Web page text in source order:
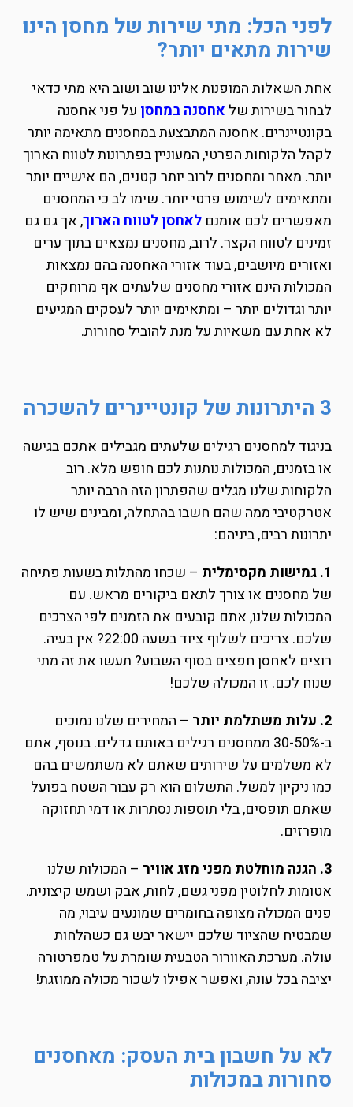
לפני הכל: מתי שירות של מחסן הינו
שירות מתאים יותר?
אחת השאלות המופנות אלינו שוב ושוב היא מתי כדאי
לבחור בשירות של אחסנה במחסן על פני אחסנה
בקונטיינרים. אחסנה המתבצעת במחסנים מתאימה יותר
לקהל הלקוחות הפרטי, המעוניין בפתרונות לטווח הארוך
יותר. מאחר ומחסנים לרוב יותר קטנים, הם אישיים יותר
ומתאימים לשימוש פרטי יותר. שימו לב כי המחסנים
מאפשרים לכם אומנם לאחסן לטווח הארוך, אך גם גם
זמינים לטווח הקצר. לרוב, מחסנים נמצאים בתוך ערים
ואזורים מיושבים, בעוד אזורי האחסנה בהם נמצאות
המכולות הינם אזורי מחסנים שלעתים אף מרוחקים
יותר וגדולים יותר – ומתאימים יותר לעסקים המגיעים
לא אחת עם משאיות על מנת להוביל סחורות.
3 היתרונות של קונטיינרים להשכרה
בניגוד למחסנים רגילים שלעתים מגבילים אתכם בגישה
או בזמנים, המכולות נותנות לכם חופש מלא. רוב
הלקוחות שלנו מגלים שהפתרון הזה הרבה יותר
אטרקטיבי ממה שהם חשבו בהתחלה, ומבינים שיש לו
יתרונות רבים, ביניהם:
1. גמישות מקסימלית
– שכחו מהתלות בשעות פתיחה
של מחסנים או צורך לתאם ביקורים מראש. עם
המכולות שלנו, אתם קובעים את הזמנים לפי הצרכים
שלכם. צריכים לשלוף ציוד בשעה 22:00? אין בעיה.
רוצים לאחסן חפצים בסוף השבוע? תעשו את זה מתי
שנוח לכם. זו המכולה שלכם!
2. עלות משתלמת יותר
– המחירים שלנו נמוכים
ב-30-50% ממחסנים רגילים באותם גדלים. בנוסף, אתם
לא משלמים על שירותים שאתם לא משתמשים בהם
כמו ניקיון למשל. התשלום הוא רק עבור השטח בפועל
שאתם תופסים, בלי תוספות נסתרות או דמי תחזוקה
מופרזים.
3. הגנה מוחלטת מפני מזג אוויר
– המכולות שלנו
אטומות לחלוטין מפני גשם, לחות, אבק ושמש קיצונית.
פנים המכולה מצופה בחומרים שמונעים עיבוי, מה
שמבטיח שהציוד שלכם יישאר יבש גם כשהלחות
עולה. מערכת האוורור הטבעית שומרת על טמפרטורה
יציבה בכל עונה, ואפשר אפילו לשכור מכולה ממוזגת!
לא על חשבון בית העסק: מאחסנים
סחורות במכולות